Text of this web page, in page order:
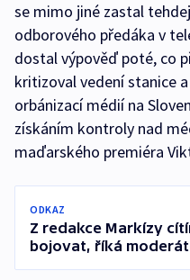
se mimo jiné zastal
odborového předáka v
dostal výpověď poté, co
kritizoval vedení stanice
orbánizací médií na
získáním kontroly nad
maďarského premiéra
ODKAZ
Z redakce Markízy
bojovat, říká